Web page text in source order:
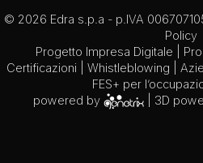
© 2026 Edra s.p.a - p.IVA
Policy
Progetto Impresa Digitale
Certificazioni
Whistleblowing |
FES+ per
powered by
| 3D